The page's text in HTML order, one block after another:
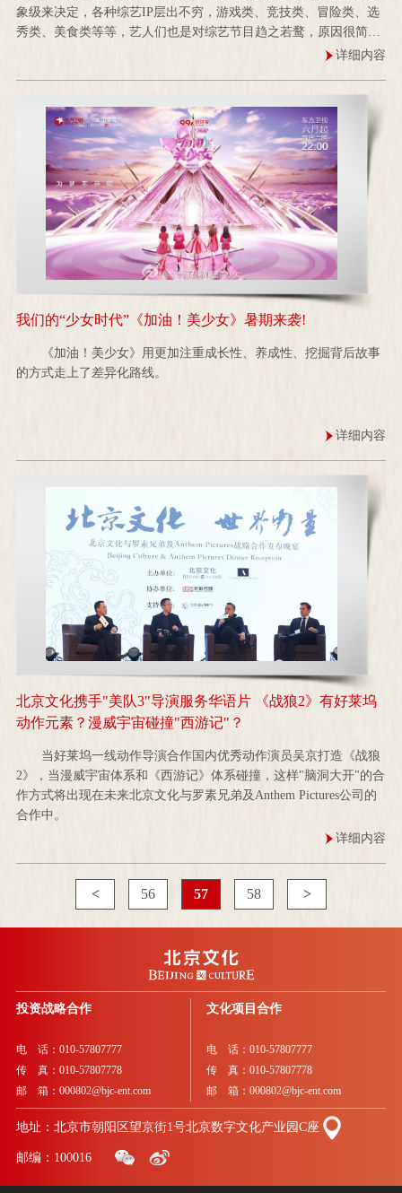
象级来决定，各种综艺IP层出不穷，游戏类、竞技类、冒险类、选
秀类、美食类等等，艺人们也是对综艺节目趋之若鹜，原因很简
详细内容
我们的“少女时代”《加油！美少女》暑期来袭!
《加油！美少女》用更加注重成长性、养成性、挖掘背后故事
的方式走上了差异化路线。
详细内容
北京文化携手"美队3"导演服务华语片 《战狼2》有好莱坞
动作元素？漫威宇宙碰撞"西游记"？
当好莱坞一线动作导演合作国内优秀动作演员吴京打造《战狼
2》，当漫威宇宙体系和《西游记》体系碰撞，这样"脑洞大开"的合
作方式将出现在未来北京文化与罗素兄弟及Anthem Pictures公司的
合作中。
详细内容
< 56 57 58 >
投资战略合作
电 话：010-57807777
传 真：010-57807778
邮 箱：000802@bjc-ent.com
文化项目合作
电 话：010-57807777
传 真：010-57807778
邮 箱：000802@bjc-ent.com
地址：北京市朝阳区望京街1号北京数字文化产业园C座
邮编：100016